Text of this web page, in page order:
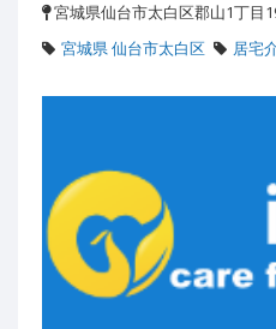
宮城県仙台市太白区郡山1丁目
宮城県 仙台市太白区
居宅